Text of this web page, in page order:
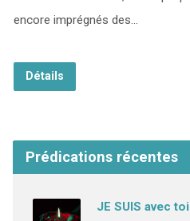
encore imprégnés des…
Détails
Prédications récentes
JE SUIS avec toi